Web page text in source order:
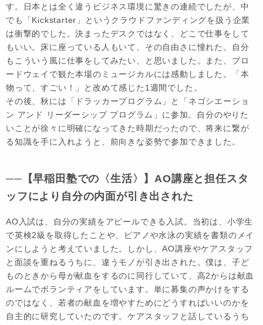
す。日本とは全く違うビジネス環境に驚きの連続でしたが、中
でも「Kickstarter」というクラウドファンディングを扱う企業
は衝撃的でした。決まったデスクではなく、どこで仕事をして
もいい。床に座っている人もいて、その自由さに憧れた。自分
もこういう風に仕事をしてみたい、と思いました。また、ブロ
ードウェイで観た本場のミュージカルには感動しました。「本
物って、すごい！」と改めて感じた1週間でした。
その後、秋には「ドラッカープログラム」と「ネゴシエーショ
ン アンド リーダーシップ プログラム」に参加。自分のやりた
いことが徐々に明確になってきた時期だったので、将来に繋が
る知識を手に入れようと、前向きな姿勢で参加できました。
──【早稲田塾での〈生活〉】AO講座と担任スタ
ッフにより自分の内面が引き出された
AO入試は、自分の実績をアピールできる入試。当初は、小学生
で英検2級を取得したことや、ピアノや水泳の実績を書類のメイ
ンにしようと考えていました。しかし、AO講座やケアスタッフ
と面談を重ねるうちに、違うモノが引き出された。僕は、子ど
ものときから母が献血をするのに同行していて、高2からは献血
ルームでボランティアをしています。単に募集の声かけをする
のではなく、若者の献血を増やすためにどうすればいいのかを
自主的に研究していたのです。ケアスタッフと話しているうち